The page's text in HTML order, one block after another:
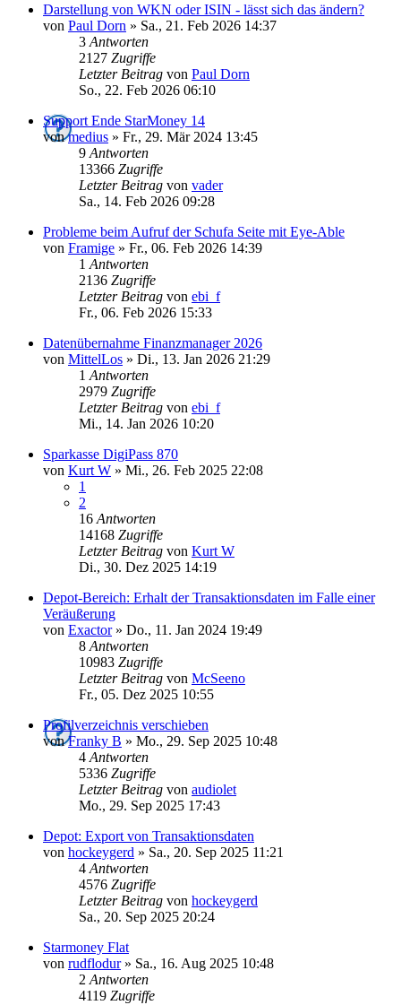
Darstellung von WKN oder ISIN - lässt sich das ändern?
von Paul Dorn » Sa., 21. Feb 2026 14:37
3 Antworten
2127 Zugriffe
Letzter Beitrag von Paul Dorn
So., 22. Feb 2026 06:10
Support Ende StarMoney 14
vonmedius » Fr., 29. Mär 2024 13:45
9 Antworten
13366 Zugriffe
Letzter Beitrag von vader
Sa., 14. Feb 2026 09:28
Probleme beim Aufruf der Schufa Seite mit Eye-Able
von Framige » Fr., 06. Feb 2026 14:39
1 Antworten
2136 Zugriffe
Letzter Beitrag von ebi_f
Fr., 06. Feb 2026 15:33
Datenübernahme Finanzmanager 2026
von MittelLos » Di., 13. Jan 2026 21:29
1 Antworten
2979 Zugriffe
Letzter Beitrag von ebi_f
Mi., 14. Jan 2026 10:20
Sparkasse DigiPass 870
von Kurt W » Mi., 26. Feb 2025 22:08
1
2
16 Antworten
14168 Zugriffe
Letzter Beitrag von Kurt W
Di., 30. Dez 2025 14:19
Depot-Bereich: Erhalt der Transaktionsdaten im Falle einer
Veräußerung
von Exactor» Do., 11. Jan 2024 19:49
8 Antworten
10983 Zugriffe
Letzter Beitrag von McSeeno
Fr., 05. Dez 2025 10:55
Profilverzeichnis verschieben
vonFranky B » Mo., 29. Sep 2025 10:48
4 Antworten
5336 Zugriffe
Letzter Beitrag von audiolet
Mo., 29. Sep 2025 17:43
Depot: Export von Transaktionsdaten
von hockeygerd » Sa., 20. Sep 2025 11:21
4 Antworten
4576 Zugriffe
Letzter Beitrag von hockeygerd
Sa., 20. Sep 2025 20:24
Starmoney Flat
von rudflodur» Sa., 16. Aug 2025 10:48
2 Antworten
4119 Zugriffe